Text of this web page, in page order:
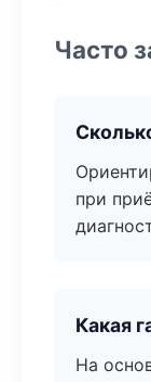
Часто
при
Какая
На